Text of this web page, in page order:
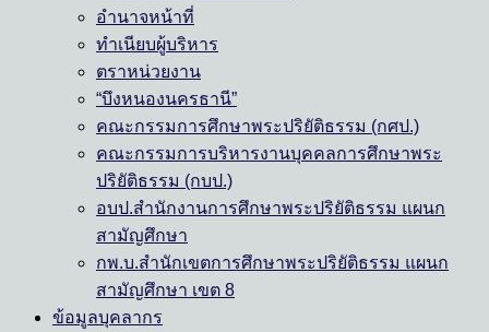
อำนาจหน้าที่
ทำเนียบผู้บริหาร
ตราหน่วยงาน
“บึงหนองนครธานี”
คณะกรรมการศึกษาพระปริยัติธรรม (กศป.)
คณะกรรมการบริหารงานบุคคลการศึกษาพระ
ปริยัติธรรม (กบป.)
อบป.สำนักงานการศึกษาพระปริยัติธรรม แผนก
สามัญศึกษา
กพ.บ.สำนักเขตการศึกษาพระปริยัติธรรม แผนก
สามัญศึกษา เขต 8
ข้อมูลบุคลากร